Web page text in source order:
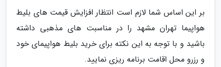
بر این اساس شما لازم است انتظار افزایش قیمت های بلیط
هواپیما تهران مشهد را در مناسبت های مذهبی داشته
باشید و با توجه به این نکته برای خرید بلیط هواپیمای خود
و رزرو محل اقامت برنامه ریزی نمایید.